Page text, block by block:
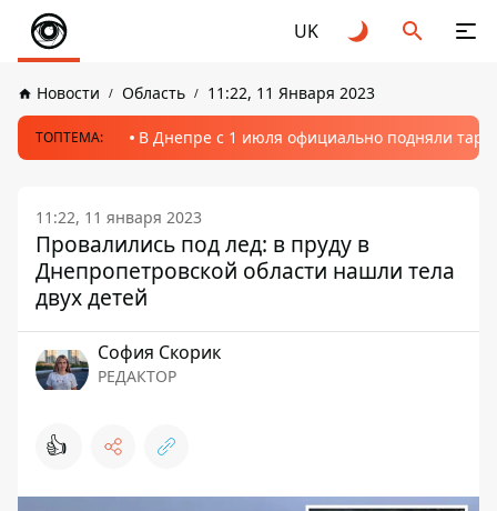
UK
Новости Область 11:22, 11 Января 2023
ТОПТЕМА: В Днепре с 1 июля официально подняли
11:22, 11 января 2023
Провалились под лед: в пруду в
Днепропетровской области нашли тела
двух детей
София Скорик
РЕДАКТОР
👍